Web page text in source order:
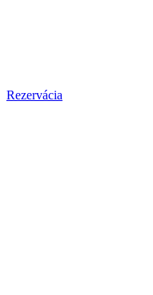
Rezervácia